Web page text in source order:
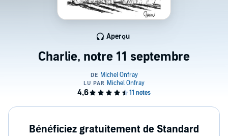
Charlie, notre 11 septembre
Aperçu
Bénéficiez gratuitement de Standard